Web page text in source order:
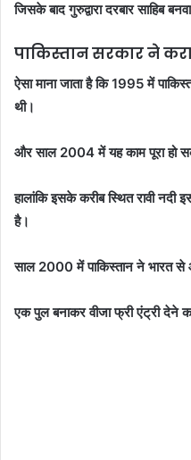
जिसके बाद गुरुद्वारा दरबार साहिब
पाकिस्तान सरकार ने
ऐसा माना जाता है कि 1995 में
थी।
और साल 2004 में यह काम पूरा हो
हालांकि इसके करीब स्थित रावी
है।
साल 2000 में पाकिस्तान ने भारत से
एक पुल बनाकर वीजा फ्री एंट्री देने